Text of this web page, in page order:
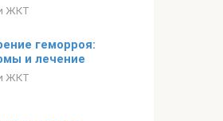
ЖКТ
геморроя:
и лечение
ЖКТ